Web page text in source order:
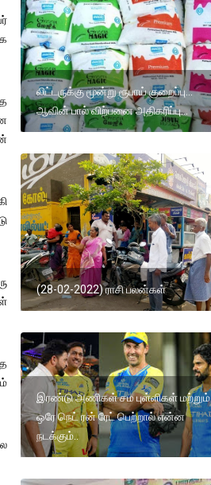
லிட்டருக்கு மூன்று ரூபாய் குறைப்பு...
ஆவின் பால் விற்பனை அதிகரிப்பு...
(28-02-2022) ராசி பலன்கள்
இரண்டு அணிகள் சம புள்ளிகள் மற்றும்
ஒரே நெட் ரன் ரேட் பெற்றால் என்ன
நடக்கும்..